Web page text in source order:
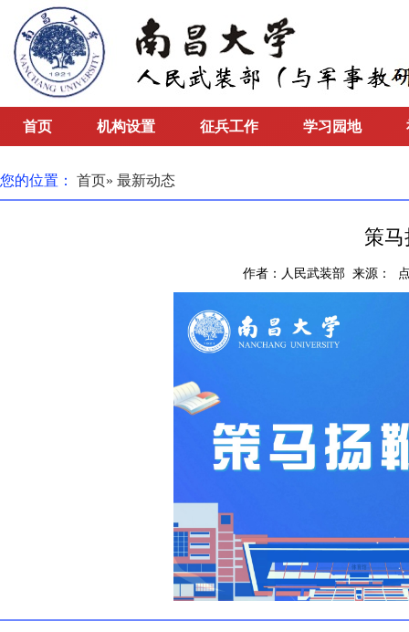
首页 机构设置 征兵工作 学习园地
您的位置： 首页» 最新动态
策
作者：人民武装部 来源：